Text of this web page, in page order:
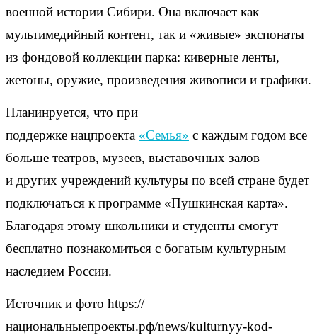
военной истории Сибири. Она включает как
мультимедийный контент, так и «живые» экспонаты
из фондовой коллекции парка: киверные ленты,
жетоны, оружие, произведения живописи и графики.
Планинруется, что при
поддержке нацпроекта «Семья» с каждым годом все
больше театров, музеев, выставочных залов
и других учреждений культуры по всей стране будет
подключаться к программе «Пушкинская карта».
Благодаря этому школьники и студенты смогут
бесплатно познакомиться с богатым культурным
наследием России.
Источник и фото https://
национальныепроекты.рф/news/kulturnyy-kod-